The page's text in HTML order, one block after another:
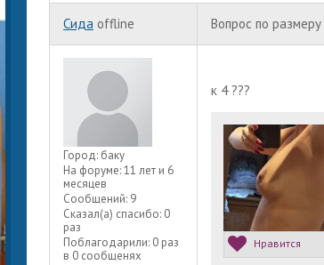
Сида offline Вопрос по
Город: баку
На форуме:11 лет и 6
месяцев
Сообщений: 9
Сказал(а) спасибо: 0
раз
Поблагодарили: 0 раз
в 0 сообщенях
к 4 ???
Нравится